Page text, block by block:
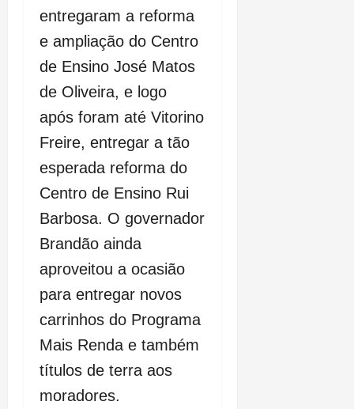
entregaram a reforma
e ampliação do Centro
de Ensino José Matos
de Oliveira, e logo
após foram até Vitorino
Freire, entregar a tão
esperada reforma do
Centro de Ensino Rui
Barbosa. O governador
Brandão ainda
aproveitou a ocasião
para entregar novos
carrinhos do Programa
Mais Renda e também
títulos de terra aos
moradores.